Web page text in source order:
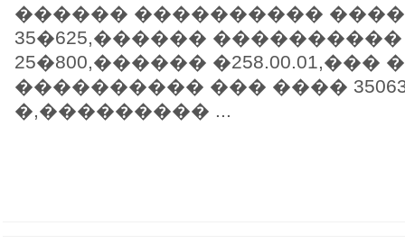
������ ����������
35�625,������
25�800,������ �258.00.01,���
���������� ��� ����
�,��������� ...